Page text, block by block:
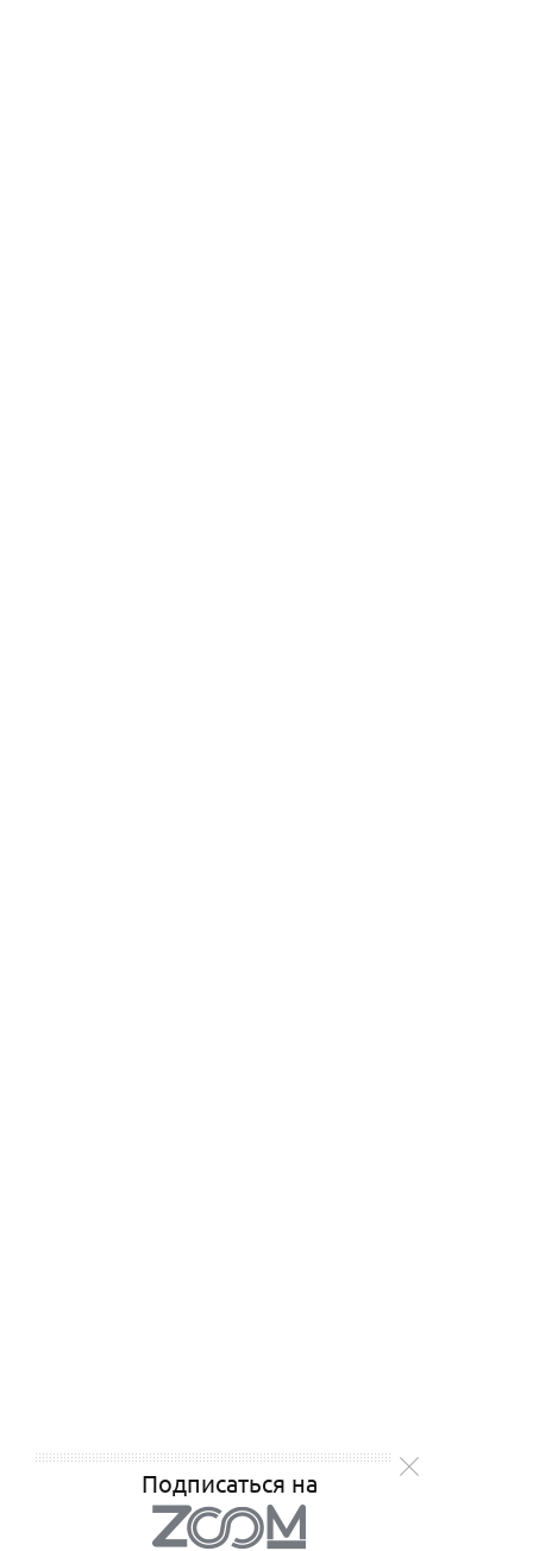
Подписаться на